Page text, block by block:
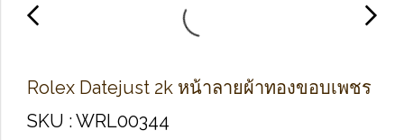
Rolex Datejust 2k หน้าลายผ้าทองขอบเพชร
SKU : WRL00344